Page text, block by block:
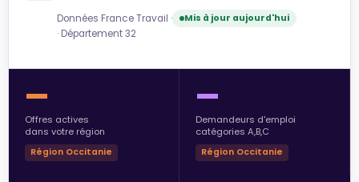
Données France Travail · Mis à jour aujourd'hui
· Département 32
—
Offres actives
dans votre région
Région Occitanie
—
Demandeurs d'emploi
catégories A,B,C
Région Occitanie